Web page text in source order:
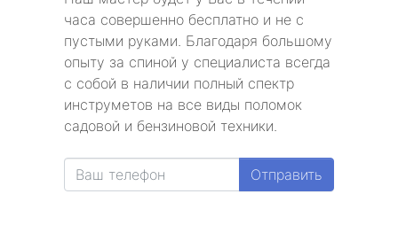
часа совершенно бесплатно и не с
пустыми руками. Благодаря большому
опыту за спиной у специалиста всегда
с собой в наличии полный спектр
инструметов на все виды поломок
садовой и бензиновой техники.
Отправить